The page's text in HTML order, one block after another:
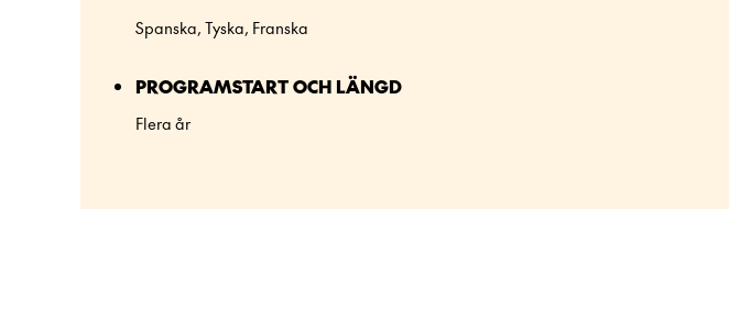
Spanska, Tyska, Franska
PROGRAMSTART OCH LÄNGD
Flera år